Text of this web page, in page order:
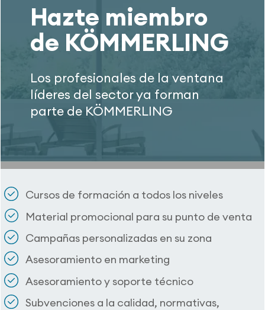
Hazte miembro
de KÖMMERLING
Los profesionales de la ventana
líderes del sector ya forman
parte de KÖMMERLING
Cursos de formación a todos los niveles
Material promocional para su punto de venta
Campañas personalizadas en su zona
Asesoramiento en marketing
Asesoramiento y soporte técnico
Subvenciones a la calidad, normativas,